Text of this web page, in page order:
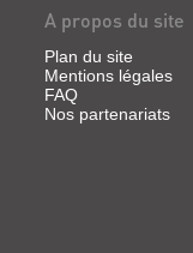
A propos du site
Plan du site
Mentions légales
FAQ
Nos partenariats